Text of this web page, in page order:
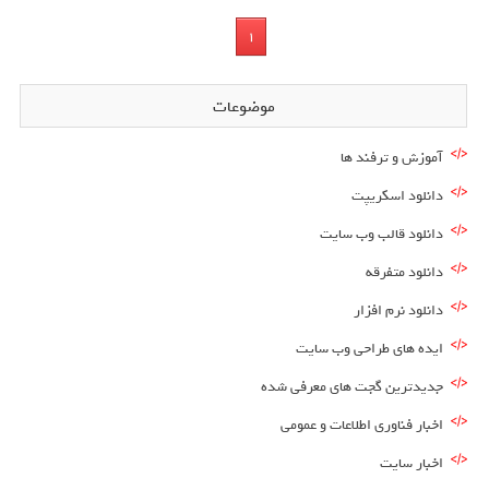
1
موضوعات
آموزش و ترفند ها
دانلود اسکریپت
دانلود قالب وب سایت
دانلود متفرقه
دانلود نرم افزار
ایده های طراحی وب سایت
جدیدترین گجت های معرفی شده
اخبار فناوری اطلاعات و عمومی
اخبار سایت